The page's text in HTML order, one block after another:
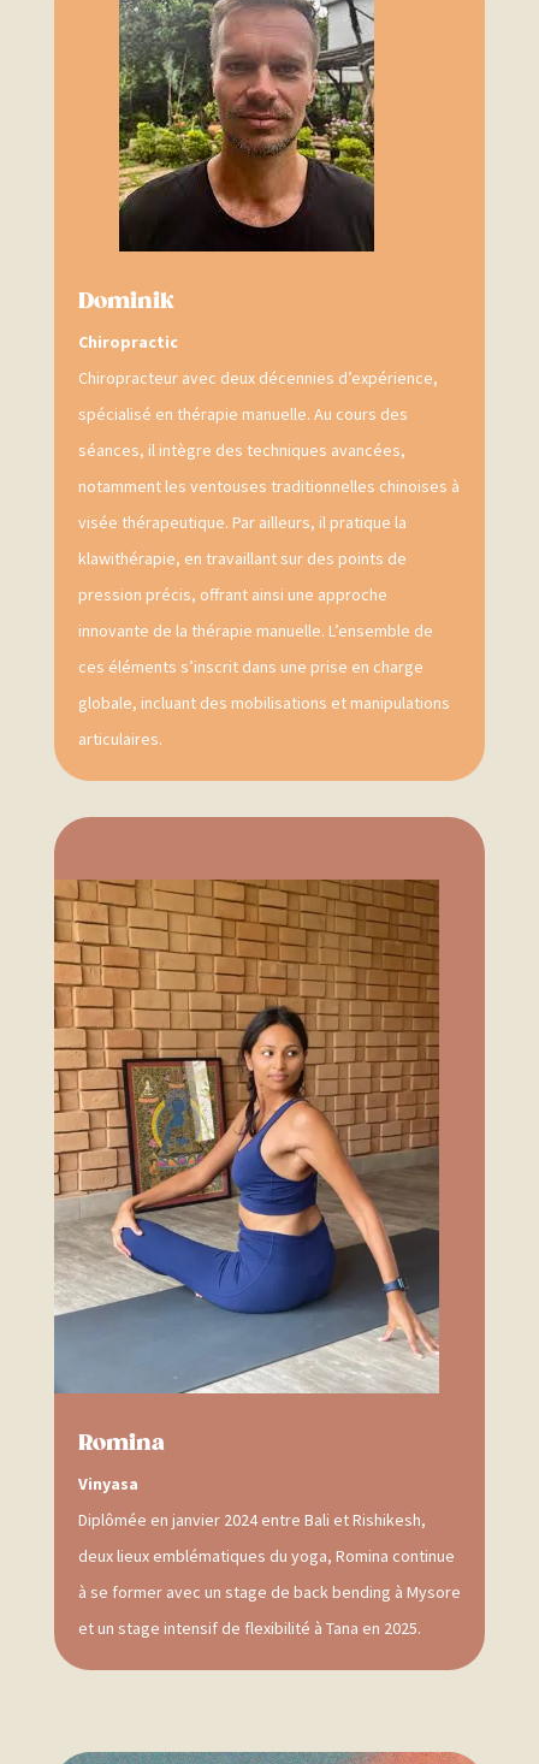
Dominik
Chiropractic
Chiropracteur avec deux décennies d’expérience,
spécialisé en thérapie manuelle. Au cours des
séances, il intègre des techniques avancées,
notamment les ventouses traditionnelles chinoises à
visée thérapeutique. Par ailleurs, il pratique la
klawithérapie, en travaillant sur des points de
pression précis, offrant ainsi une approche
innovante de la thérapie manuelle. L’ensemble de
ces éléments s’inscrit dans une prise en charge
globale, incluant des mobilisations et manipulations
articulaires.
Romina
Vinyasa
Diplômée en janvier 2024 entre Bali et Rishikesh,
deux lieux emblématiques du yoga, Romina continue
à se former avec un stage de back bending à Mysore
et un stage intensif de flexibilité à Tana en 2025.